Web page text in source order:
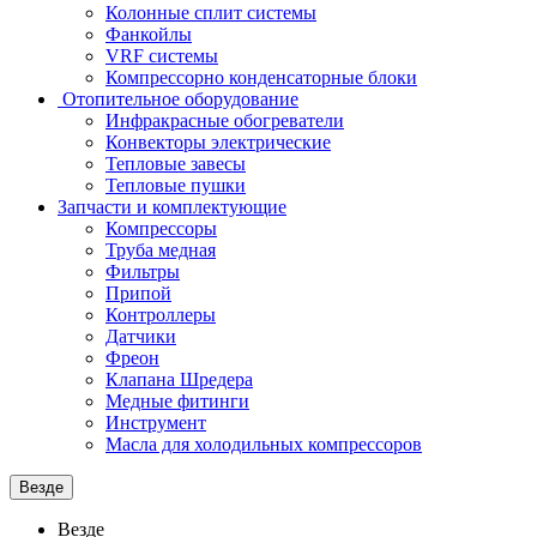
Колонные сплит системы
Фанкойлы
VRF системы
Компрессорно конденсаторные блоки
Отопительное оборудование
Инфракрасные обогреватели
Конвекторы электрические
Тепловые завесы
Тепловые пушки
Запчасти и комплектующие
Компрессоры
Труба медная
Фильтры
Припой
Контроллеры
Датчики
Фреон
Клапана Шредера
Медные фитинги
Инструмент
Масла для холодильных компрессоров
Везде
Везде